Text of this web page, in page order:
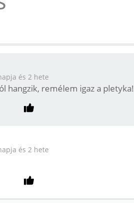
és 2 hete
hangzik, remélem igaz a pletyka!
és 2 hete